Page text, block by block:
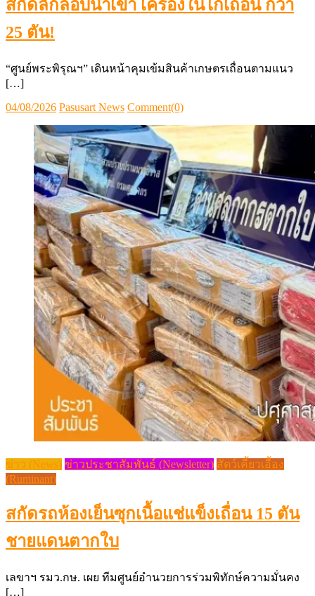
สกัดลักลอบนำเข้า เครื่องในไก่เถื่อน กว่า
25 ตัน!
“ศูนย์พระพิรุณฯ” เดินหน้าคุมเข้มสินค้าเกษตรเถื่อนตามแนว
[…]
Posted
04/08/2026 Author
Pasusart News Comment(0)
ข่าว (News) ข่าวประชาสัมพันธ์ (Newsletter) สัตว์เคี้ยวเอื้อง
(Ruminant)
สกัดรถห้องเย็นซุกเนื้อแช่แข็งเถื่อน 15 ตัน
ชายแดนตากใบ
เลขาฯ รมว.กษ. เผย ทีมศูนย์อำนวยการร่วมพิทักษ์ความมั่นคง
[…]